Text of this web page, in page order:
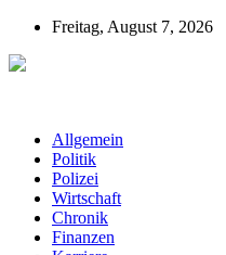
Freitag, August 7, 2026
Allgemein
Politik
Polizei
Wirtschaft
Chronik
Finanzen